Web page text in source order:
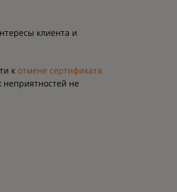
клиента и
к отмене сертификата
не